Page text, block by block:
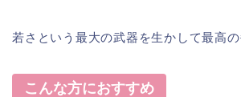
若さという最大の武器を生かして最高
こんな方におすすめ